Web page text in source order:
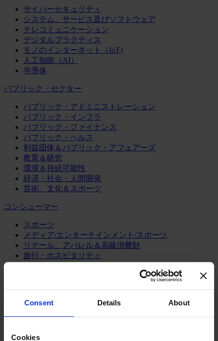
Consent Details About
Cookies
サイバーセキュリティ
システム、サービス及びソフトウェア
テレコミュニケーション
デジタルプラクティス
モノのインターネット（IoT)
人工知能（AI）
半導体
パブリック・セクター
パブリック・アドミニストレーション
パブリック・インフラ
パブリック・ファイナンス
パブリック・ヘルス
利益団体＆パブリック・アフェアーズ
教育＆研究
環境＆持続可能性
経済・社会・人間開発
芸術、文化＆スポーツ
コンシューマー
スポーツ
メディア/エンターテインメント/スポーツ
リテール、アパレル＆高級消費財
旅行・ホスピタリティ
エネルギー